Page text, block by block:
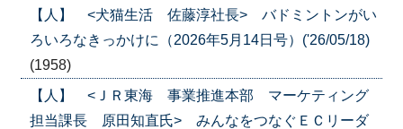
【人】 <犬猫生活 佐藤淳社長> バドミントンがい
ろいろなきっかけに（2026年5月14日号）('26/05/18)
(1958)
【人】 <ＪＲ東海 事業推進本部 マーケティング
担当課長 原田知直氏> みんなをつなぐＥＣリーダ